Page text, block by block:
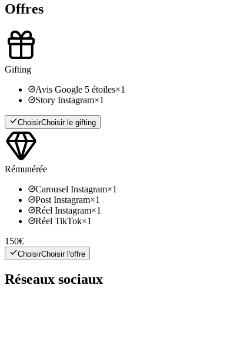
Offres
Gifting
Avis Google 5 étoiles×1
Story Instagram×1
ChoisirChoisir le gifting
Rémunérée
Carousel Instagram×1
Post Instagram×1
Réel Instagram×1
Réel TikTok×1
150€
ChoisirChoisir l'offre
Réseaux sociaux